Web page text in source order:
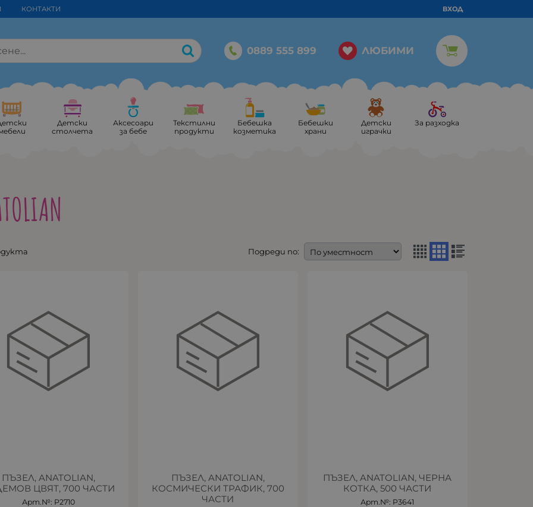
КОНТАКТИ ВХОД
0889 555 899 ЛЮБИМИ
Детски
столчета
Аксесоари
за бебе
Текстилни
продукти
Бебешка
козметика
Бебешки
храни
Детски
играчки
За разходка
Подреди по:
ПЪЗЕЛ, ANATOLIAN,
ЦВЯТ, 700 ЧАСТИ
Арт.№: P2710
ПЪЗЕЛ, ANATOLIAN,
КОСМИЧЕСКИ ТРАФИК, 700
ЧАСТИ
ПЪЗЕЛ, ANATOLIAN, ЧЕРНА
КОТКА, 500 ЧАСТИ
Арт.№: P3641